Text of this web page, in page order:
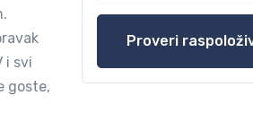
i svi
goste,
Proveri